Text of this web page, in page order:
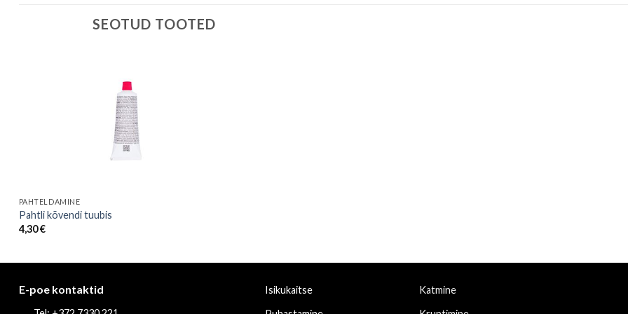
SEOTUD TOOTED
PAHTELDAMINE
Pahtli kõvendi tuubis
4,30€
E-poe kontaktid Isikukaitse Katmine